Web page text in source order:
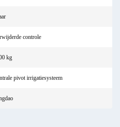
controle
kg
pivot irrigatiesysteem